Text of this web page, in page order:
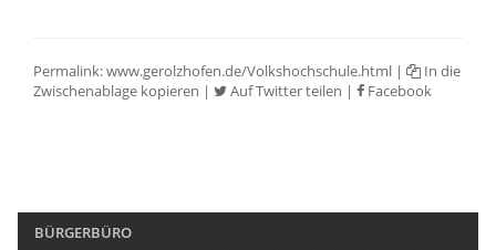
Permalink:www.gerolzhofen.de/Volkshochschule.html |
In die
Zwischenablage kopieren | Auf Twitter teilen | Facebook
BÜRGERBÜRO